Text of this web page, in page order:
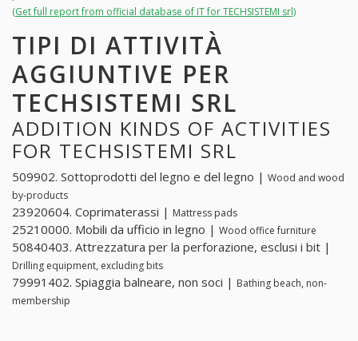
(Get full report from official database of IT for TECHSISTEMI srl)
TIPI DI ATTIVITÀ
AGGIUNTIVE PER
TECHSISTEMI SRL
ADDITION KINDS OF ACTIVITIES
FOR TECHSISTEMI SRL
509902. Sottoprodotti del legno e del legno | Wood and wood
by-products
23920604. Coprimaterassi | Mattress pads
25210000. Mobili da ufficio in legno | Wood office furniture
50840403. Attrezzatura per la perforazione, esclusi i bit |
Drilling equipment, excluding bits
79991402. Spiaggia balneare, non soci | Bathing beach, non-
membership